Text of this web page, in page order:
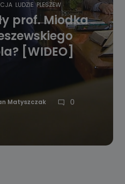
LUDZIE PLESZEW
prof. Miodka
[WIDEO]
Matyszczak 0